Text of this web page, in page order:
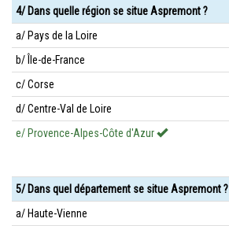
4/ Dans quelle région se situe Aspremont ?
a/ Pays de la Loire
b/ Île-de-France
c/ Corse
d/ Centre-Val de Loire
e/ Provence-Alpes-Côte d'Azur
5/ Dans quel département se situe Aspremont ?
a/ Haute-Vienne